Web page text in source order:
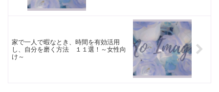
家で一人で暇なとき、時間を有効活用
し、自分を磨く方法 １１選！～女性向
け～